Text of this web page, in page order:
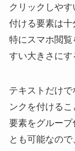
クリックしや
付ける要素は十
特にスマホ閲
すい大きさにす
テキストだけ
ンクを付ける
要素をグループ
とも可能なの